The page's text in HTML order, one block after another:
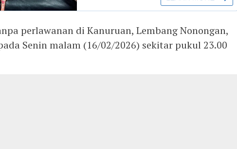
perlawanan di Kanuruan, Lembang Nonongan,
Senin malam (16/02/2026) sekitar pukul 23.00